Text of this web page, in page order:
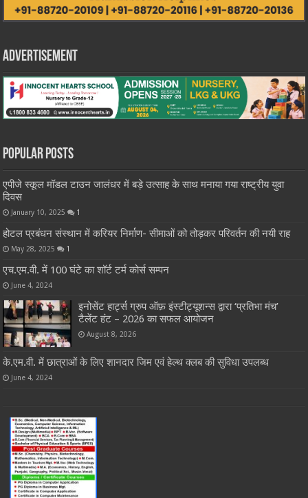
Advertisement
Popular Posts
एपीजे स्कूल मॉडल टाउन जालंधर में बड़े उत्साह के साथ मनाया गया राष्ट्रीय युवा
दिवस
January 10, 2025 1
होटल प्रबंधन संस्थान में करियर निर्माण- सीमाओं को तोड़कर परिवर्तन की नयी राह
May 28, 2025 1
एच.एम.वी. में 100 घंटे का शॉर्ट टर्म कोर्स सम्पन
June 4, 2024
इनोसेंट हार्ट्स ग्रुप ऑफ़ इंस्टीट्यूशन्स द्वारा ‘प्रतिभा मंच’
टैलेंट हंट – 2026 का सफल आयोजन
August 8, 2026
के.एम.वी. में छात्राओं के लिए शानदार जिम एवं हेल्थ क्लब की सुविधा उपलब्ध
June 4, 2024